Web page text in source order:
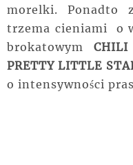
morelki. Ponadto
trzema cieniami o
brokatowym CHILI
PRETTY LITTLE
o intensywności